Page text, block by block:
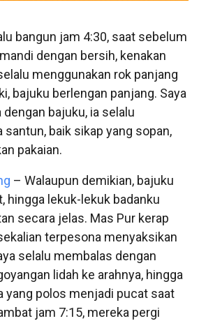
bangun jam 4:30, saat sebelum
dengan bersih, kenakan
menggunakan rok panjang
bajuku berlengan panjang. Saya
bajuku, ia selalu
baik sikap yang sopan,
pakaian.
– Walaupun demikian, bajuku
hingga lekuk-lekuk badanku
secara jelas. Mas Pur kerap
terpesona menyaksikan
selalu membalas dengan
lidah ke arahnya, hingga
yang polos menjadi pucat saat
jam 7:15, mereka pergi